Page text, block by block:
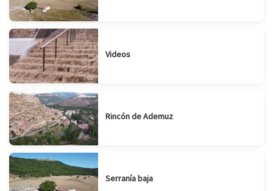
Videos
Rincón de Ademuz
Serranía baja